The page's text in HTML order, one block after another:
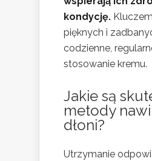
kondycję.
pięknych i
codzienne,
stosowanie kremu.
Jakie są
metody
dłoni?
Utrzymanie